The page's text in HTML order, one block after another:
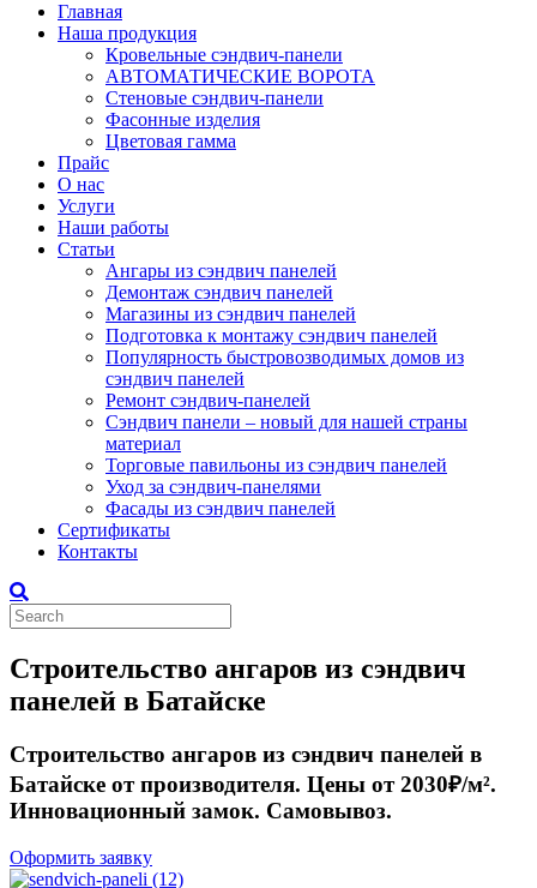
Главная
Наша продукция
Кровельные сэндвич-панели
АВТОМАТИЧЕСКИЕ ВОРОТА
Стеновые сэндвич-панели
Фасонные изделия
Цветовая гамма
Прайс
О нас
Услуги
Наши работы
Статьи
Ангары из сэндвич панелей
Демонтаж сэндвич панелей
Магазины из сэндвич панелей
Подготовка к монтажу сэндвич панелей
Популярность быстровозводимых домов из
сэндвич панелей
Ремонт сэндвич-панелей
Сэндвич панели – новый для нашей страны
материал
Торговые павильоны из сэндвич панелей
Уход за сэндвич-панелями
Фасады из сэндвич панелей
Сертификаты
Контакты
Строительство ангаров из сэндвич
панелей в Батайске
Строительство ангаров из сэндвич панелей в
Батайске от производителя. Цены от 2030₽/м².
Инновационный замок. Самовывоз.
Оформить заявку